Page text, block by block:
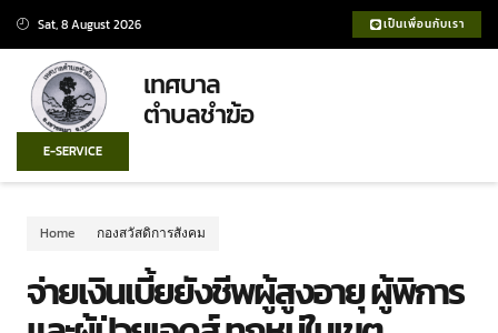
Sat, 8 August 2026 เป็นเพื่อนกับเรา
เทศบาล
ตำบลชำฆ้อ
E-SERVICE
Home กองสวัสดิการสังคม
จ่ายเงินเบี้ยยังชีพผู้สูงอายุ ผู้พิการ